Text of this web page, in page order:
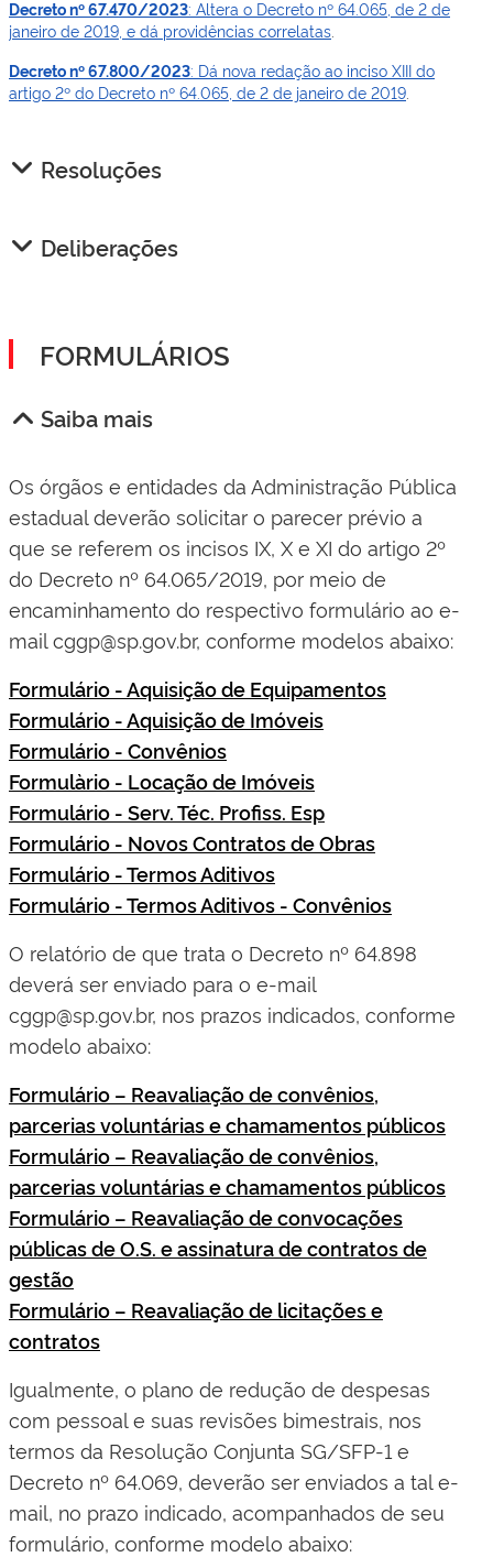
Decreto nº 67.470/2023: Altera o Decreto nº 64.065, de 2 de
janeiro de 2019, e dá providências correlatas
Decreto nº 67.800/2023: Dá nova redação ao inciso XIII do
artigo 2º do Decreto nº 64.065, de 2 de janeiro de 2019
Resoluções
Deliberações
FORMULÁRIOS
Saiba mais
Os órgãos e entidades da Administração Pública
estadual deverão solicitar o parecer prévio a
que se referem os incisos IX, X e XI do artigo 2º
do Decreto nº 64.065/2019, por meio de
encaminhamento do respectivo formulário ao e-
mail cggp@sp.gov.br, conforme modelos abaixo:
Formulário - Aquisição de Equipamentos
Formulário - Aquisição de Imóveis
Formulário - Convênios
Formulàrio - Locação de Imóveis
Formulário - Serv. Téc. Profiss. Esp
Formulário - Novos Contratos de Obras
Formulário - Termos Aditivos
Formulário - Termos Aditivos - Convênios
O relatório de que trata o Decreto nº 64.898
deverá ser enviado para o e-mail
cggp@sp.gov.br, nos prazos indicados, conforme
modelo abaixo:
Formulário – Reavaliação de convênios,
parcerias voluntárias e chamamentos públicos
Formulário – Reavaliação de convênios,
parcerias voluntárias e chamamentos públicos
Formulário – Reavaliação de convocações
públicas de O.S. e assinatura de contratos de
gestão
Formulário – Reavaliação de licitações e
contratos
Igualmente, o plano de redução de despesas
com pessoal e suas revisões bimestrais, nos
termos da Resolução Conjunta SG/SFP-1 e
Decreto nº 64.069, deverão ser enviados a tal e-
mail, no prazo indicado, acompanhados de seu
formulário, conforme modelo abaixo: